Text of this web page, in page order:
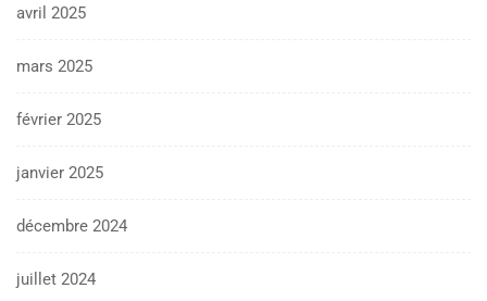
avril 2025
mars 2025
février 2025
janvier 2025
décembre 2024
juillet 2024